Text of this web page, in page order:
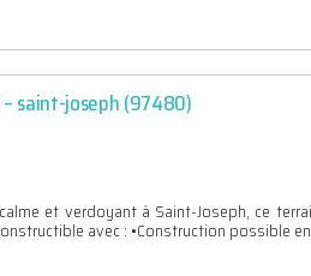
saint-joseph (97480)
et verdoyant à Saint-Joseph, ce
avec : •Construction possible